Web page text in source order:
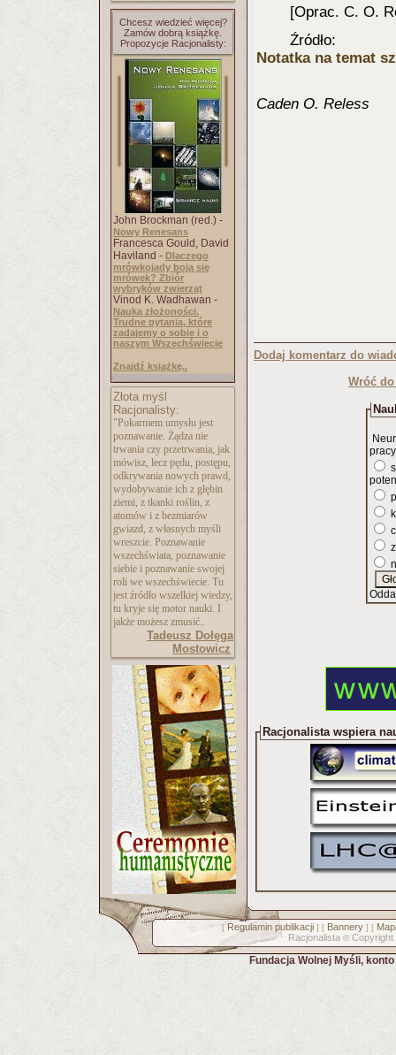
Chcesz wiedzieć więcej?
Zamów dobrą książkę.
Propozycje Racjonalisty:
John Brockman (red.) -
Nowy Renesans
Francesca Gould, David
Haviland - Dlaczego
mrówkojady boją się
mrówek? Zbiór
wybryków zwierząt
Vinod K. Wadhawan -
Nauka złożoności.
Trudne pytania, które
zadajemy o sobie i o
naszym Wszechświecie
Znajdź książkę..
Złota myśl
Racjonalisty:
"Pokarmem umysłu jest
poznawanie. Żądza nie
trwania czy przetrwania, jak
mówisz, lecz pędu, postępu,
odkrywania nowych prawd,
wydobywanie ich z głębin
ziemi, z tkanki roślin, z
atomów i z bezmiarów
gwiazd, z własnych myśli
wreszcie. Poznawanie
wszechświata, poznawanie
siebie i poznawanie swojej
roli we wszechświecie. Tu
jest źródło wszelkiej wiedzy,
tu kryje się motor nauki. I
jakże możesz zmusić..
Tadeusz Dołęga
Mostowicz
[Oprac. C. O.
Źródło:
Notatka na temat
Caden O. Reless
Dodaj komentarz do
Wróć
Racjonalista wspiera
[ Regulamin publikacji] [ Bannery] [
Racjonalista © Copyright
Fundacja Wolnej Myśli,